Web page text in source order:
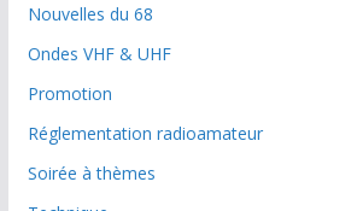
Nouvelles du 68
Ondes VHF & UHF
Promotion
Réglementation radioamateur
Soirée à thèmes